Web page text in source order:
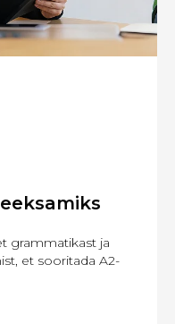
grammatikast ja
et sooritada A2-